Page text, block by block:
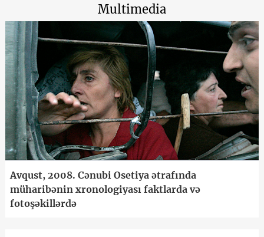
Multimedia
Avqust, 2008. Cənubi Osetiya ətrafında
müharibənin xronologiyası faktlarda və
fotoşəkillərdə